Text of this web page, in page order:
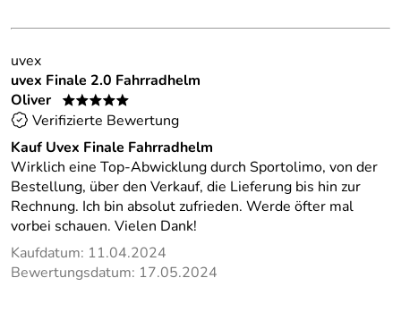
uvex
uvex Finale 2.0 Fahrradhelm
Oliver
*****
Verifizierte Bewertung
Kauf Uvex Finale Fahrradhelm
Wirklich eine Top-Abwicklung durch Sportolimo, von der
Bestellung, über den Verkauf, die Lieferung bis hin zur
Rechnung. Ich bin absolut zufrieden. Werde öfter mal
vorbei schauen. Vielen Dank!
Kaufdatum: 11.04.2024
Bewertungsdatum: 17.05.2024